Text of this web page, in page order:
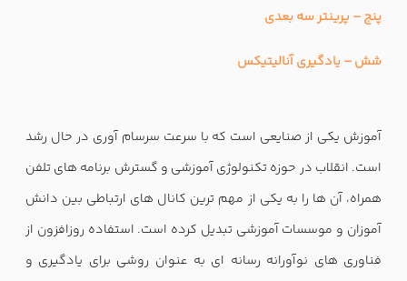
پنج – پرینتر سه بعدی
شش – یادگیری آنالیتیکس
آموزش یکی از صنایعی است که با سرعت سرسام آوری در حال رشد
است. انقلاب در حوزه تکنولوژی آموزشی و گسترش برنامه های تلفن
همراه، آن ها را به یکی از مهم ترین کانال های ارتباطی بین دانش
آموزان و موسسات آموزشی تبدیل کرده است. استفاده روزافزون از
فناوری های نوآورانه رسانه ای به عنوان روشی برای یادگیری و